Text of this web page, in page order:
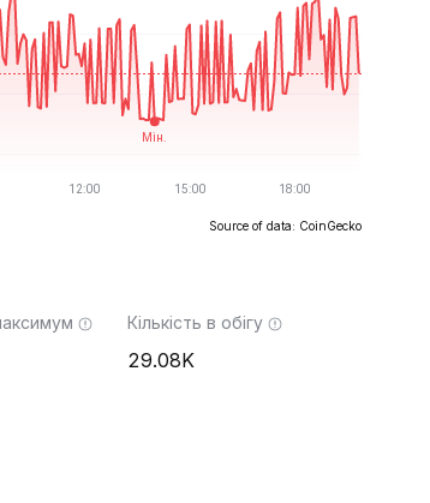
Source of data: CoinGecko
Кількість в обігу
29.08K